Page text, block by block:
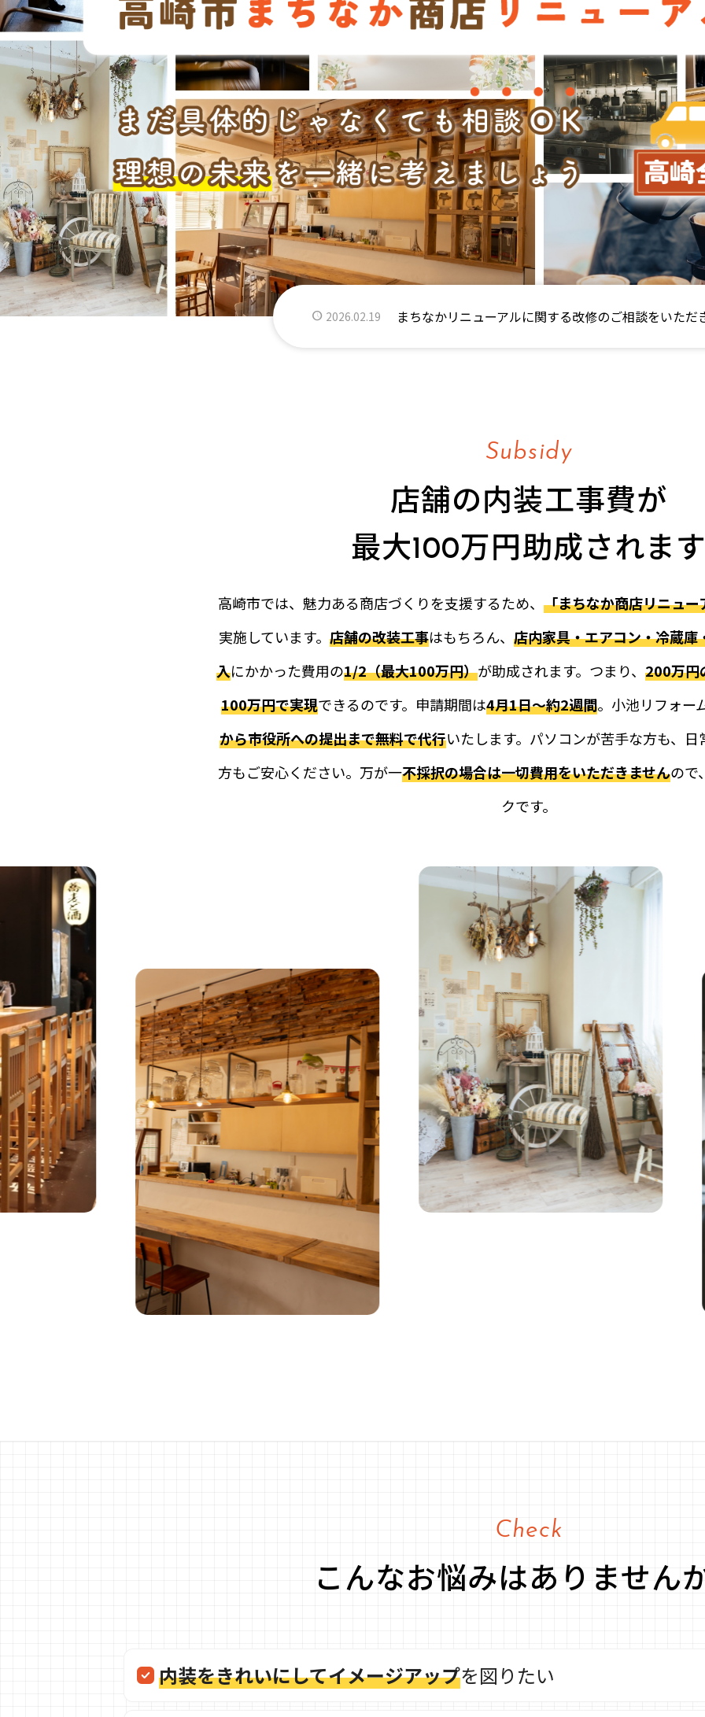
2026.02.15 まちなかリニューアルに関する改修のご相談をいただ
2026.02.19 まちなかリニューアルに関する改修のご相談をいただ
まちなかリニューアルに関する改修のご相談をいただ
まちなかリニューアルに関する改修のご相談をいただ
2026.03.04 まちなかリニューアルに関する改修のご相談をいただ
Subsidy
店舗の内装工事費が
最大100万円助成されま
高崎市では、魅力ある商店づくりを支援するため、 「まちなか商店リニュー
実施しています。 店舗の改装工事はもちろん、 店内家具・エアコン・冷蔵庫
入にかかった費用の1/2（最大100万円）が助成されます。つまり、 200万円
100万円で実現できるのです。申請期間は4月1日〜約2週間。小池リフォー
から市役所への提出まで無料で代行いたします。パソコンが苦手な方も、日
方もご安心ください。万が一不採択の場合は一切費用をいただきませんので
クです。
Check
こんなお悩みはありません
内装をきれいにしてイメージアップを図りたい